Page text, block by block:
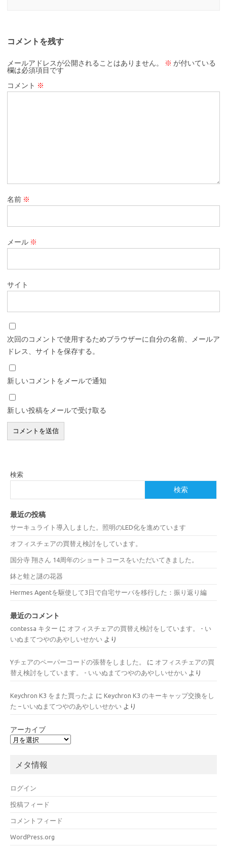
コメントを残す
メールアドレスが公開されることはありません。 ※ が付いている
欄は必須項目です
コメント ※
名前 ※
メール ※
サイト
次回のコメントで使用するためブラウザーに自分の名前、メールア
ドレス、サイトを保存する。
新しいコメントをメールで通知
新しい投稿をメールで受け取る
検索
検索
最近の投稿
サーキュライト導入しました。照明のLED化を進めています
オフィスチェアの買替え検討をしています。
国分寺 翔さん 14周年のショートコースをいただいてきました。
鉢と蛙と謎の花器
Hermes Agentを駆使して3日で自宅サーバを移行した：振り返り編
最近のコメント
contessa キター に オフィスチェアの買替え検討をしています。 - い
いぬまてつやのあやしいせかい より
Yチェアのペーパーコードの張替をしました。 に オフィスチェアの買
替え検討をしています。 - いいぬまてつやのあやしいせかい より
Keychron K3 をまた買ったよ に Keychron K3 のキーキャップ交換をし
た – いいぬまてつやのあやしいせかい より
アーカイブ
メタ情報
ログイン
投稿フィード
コメントフィード
WordPress.org